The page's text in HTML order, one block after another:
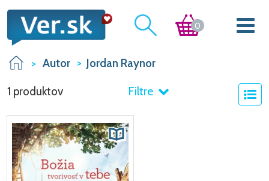
0
Autor Jordan Raynor
1 produktov Filtre